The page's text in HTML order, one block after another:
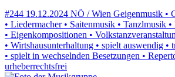
#244 19.12.2024 NÖ / Wien Geigenmusik •
• Liedermacher • Saitenmusik • Tanzlmusik
• Eigenkompositionen •
• Wirtshausunterhaltung • spielt auswendig •
• spielt in wechselnden Besetzungen •
urheberrechtsfrei